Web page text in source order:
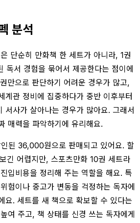
분석
단순히 만화책 한 세트가 아니라, 1권
독서 경험을 묶어서 제공한다는 점이에
만으로 판단하기 어려운 경우가 많고,
계관 정비에 집중하다가 중반 이후부터
서사가 살아나는 경우가 많아요. 그래서
매력을 파악하기에 유리해요.
된 36,000원으로 판매되고 있어요. 할
긴 어렵지만, 스포츠만화 10권 세트라
입비용을 정리해 주는 역할을 해요. 특
험이나 중고가 변동을 걱정하는 독자에
요. 세트를 새 책으로 확보할 수 있다는
여 주고, 책 상태를 신경 쓰는 독자에게